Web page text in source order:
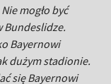
mogło być
Bundeslidze.
Bayernowi
dużym stadionie.
się Bayernowi